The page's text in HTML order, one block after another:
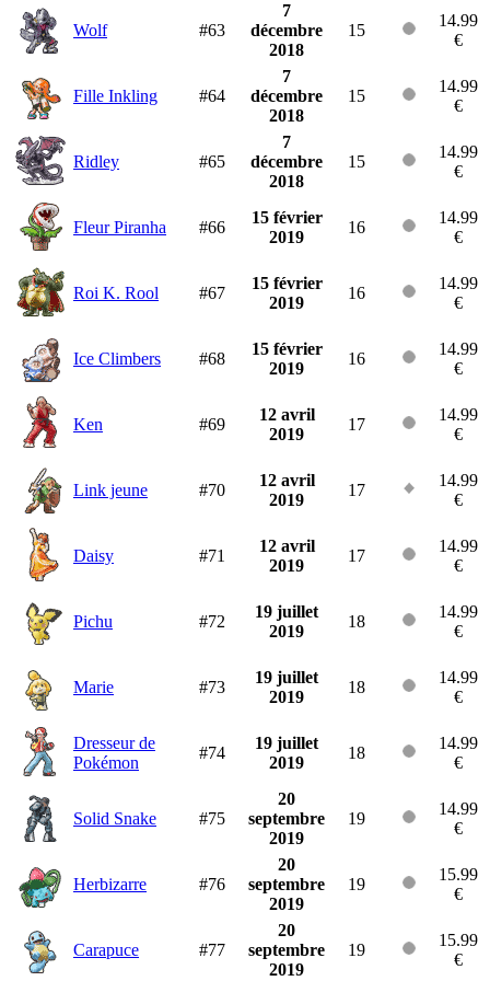
Wolf #63
7
décembre
2018
15
14.99
€
Fille Inkling #64
7
décembre
2018
15
14.99
€
Ridley #65
7
décembre
2018
15
14.99
€
Fleur Piranha #66
15 février
2019
16
14.99
€
Roi K. Rool #67
15 février
2019
16
14.99
€
Ice Climbers #68
15 février
2019
16
14.99
€
Ken #69
12 avril
2019
17
14.99
€
Link jeune #70
12 avril
2019
17
14.99
€
Daisy #71
12 avril
2019
17
14.99
€
Pichu #72
19 juillet
2019
18
14.99
€
Marie #73
19 juillet
2019
18
14.99
€
Dresseur de
Pokémon
#74
19 juillet
2019
18
14.99
€
Solid Snake #75
20
septembre
2019
19
14.99
€
Herbizarre #76
20
septembre
2019
19
15.99
€
Carapuce #77
20
septembre
2019
19
15.99
€